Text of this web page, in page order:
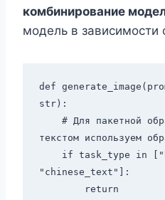
комбинирование
модель в зависимости
def
str):
текстом используем
"chinese_text"]: